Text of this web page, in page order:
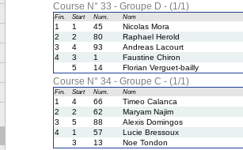
Course N° 33 - Groupe D - (1/1)
Fin. Start Num. Nom
1 1 45 Nicolas Mora
2
2 80 Raphael Herold
3
4 93 Andreas Lacourt
4
3 1 Faustine Chiron
5
14 Florian Verguet-bailly
Course N° 34 - Groupe C - (1/1)
Fin. Start Num. Nom
1 4 66 Timeo Calanca
2
2 62 Maryam Najim
3
5 88 Alexis Domingos
4
1 57 Lucie Bressoux
3
13 Noe Tondon